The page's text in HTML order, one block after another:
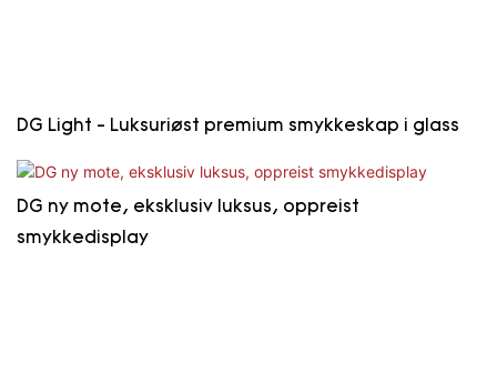
DG Light - Luksuriøst premium smykkeskap i glass
DG ny mote, eksklusiv luksus, oppreist
smykkedisplay